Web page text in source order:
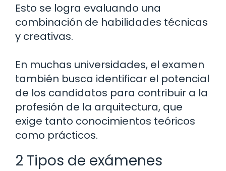
Esto se logra evaluando una
combinación de habilidades técnicas
y creativas.
En muchas universidades, el examen
también busca identificar el potencial
de los candidatos para contribuir a la
profesión de la arquitectura, que
exige tanto conocimientos teóricos
como prácticos.
2 Tipos de exámenes